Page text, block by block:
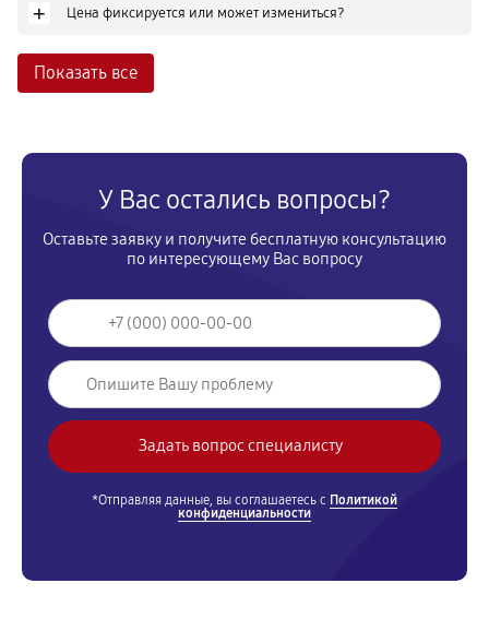
+ Цена фиксируется или может измениться?
Показать все
У Вас остались вопросы?
Оставьте заявку и получите бесплатную консультацию
по интересующему Вас вопросу
*Отправляя данные, вы соглашаетесь с Политикой
конфиденциальности